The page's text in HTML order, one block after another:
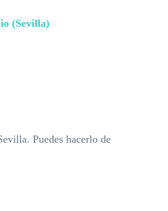
(Sevilla)
Puedes hacerlo de